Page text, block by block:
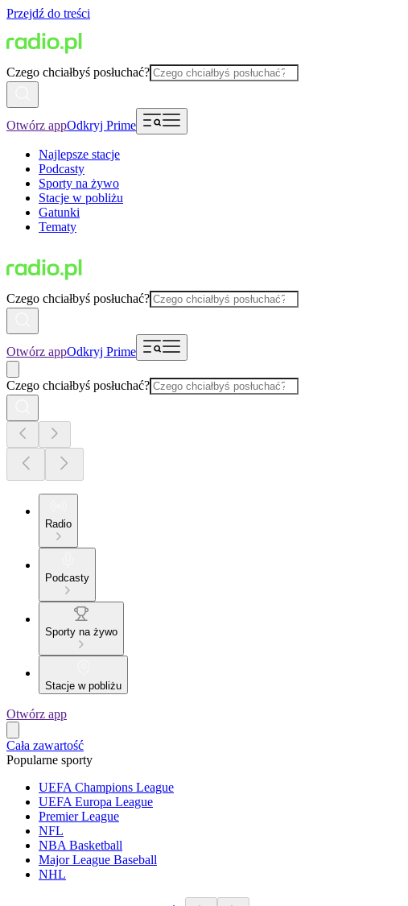
Przejdź do treści
Czego chciałbyś posłuchać?
Otwórz appOdkryj Prime
Najlepsze stacje
Podcasty
Sporty na żywo
Stacje w pobliżu
Gatunki
Tematy
Czego chciałbyś posłuchać?
Otwórz appOdkryj Prime
Czego chciałbyś posłuchać?
Radio
Podcasty
Sporty na żywo
Stacje w pobliżu
Otwórz app
Cała zawartość
Popularne sporty
UEFA Champions League
UEFA Europa League
Premier League
NFL
NBA Basketball
Major League Baseball
NHL